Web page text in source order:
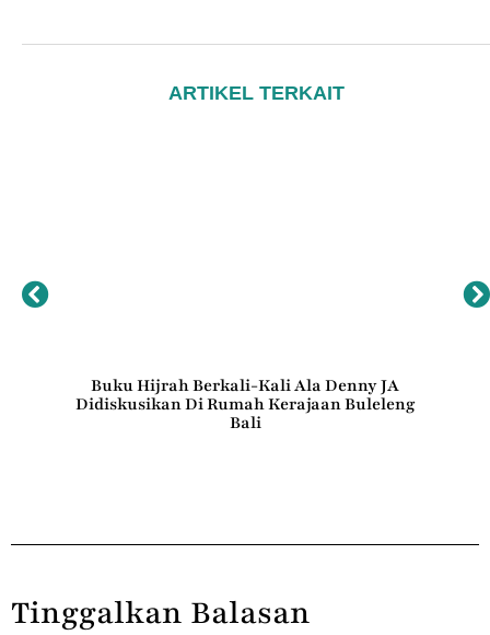
ARTIKEL TERKAIT
Buku Hijrah Berkali-Kali Ala Denny JA
Didiskusikan Di Rumah Kerajaan Buleleng
Bali
Tinggalkan Balasan